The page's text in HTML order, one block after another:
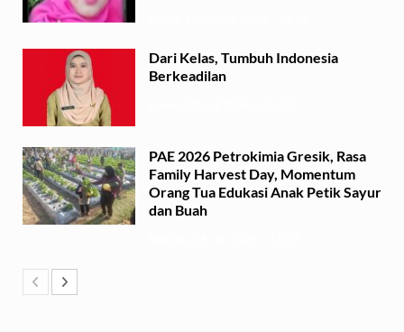
Dari Kelas, Tumbuh Indonesia
Berkeadilan
PAE 2026 Petrokimia Gresik, Rasa
Family Harvest Day, Momentum
Orang Tua Edukasi Anak Petik Sayur
dan Buah